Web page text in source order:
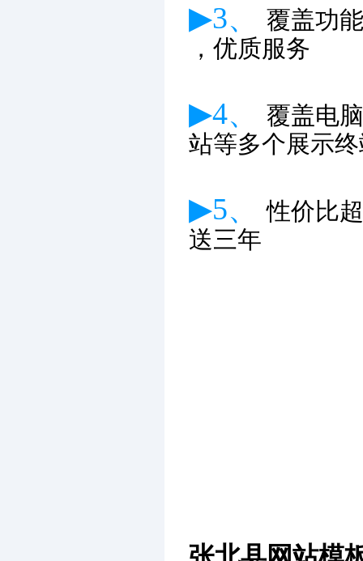
▶3、
覆盖功
，优质服务
▶4、
覆盖电
站等多个展示
▶5、性价比
送三年